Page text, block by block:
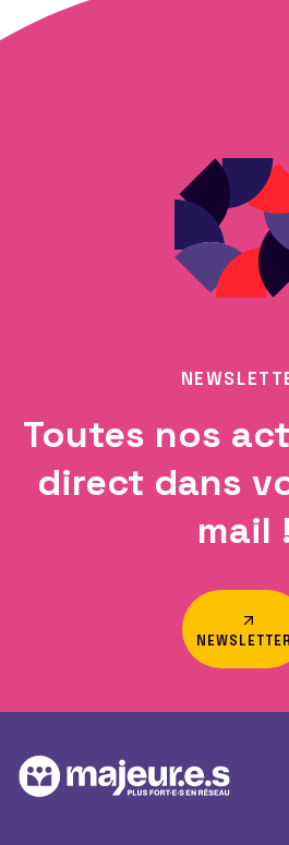
Toutes nos
direct dans
mail !
NEWSLETTER